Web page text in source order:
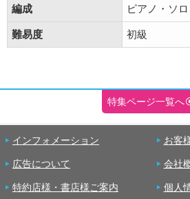
編成 ピアノ・ソロ
難易度 初級
特集ページ一覧へ
インフォメーション お客
広告について 会社
特約店様・書店様ご案内 個人